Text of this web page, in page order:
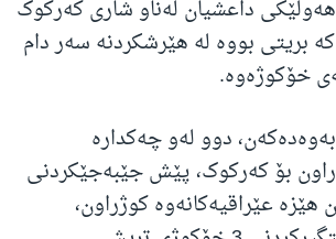
داعشیان لەناو شاری کەرکوک
بریتی بووە لە هێرشکردنە سەر دام
خۆکوژەوە.
دوو لەو چەکدارە
بۆ کەرکوک، پێش جێبەجێکردنی
هێزە عێراقیەکانەوە کوژراون،